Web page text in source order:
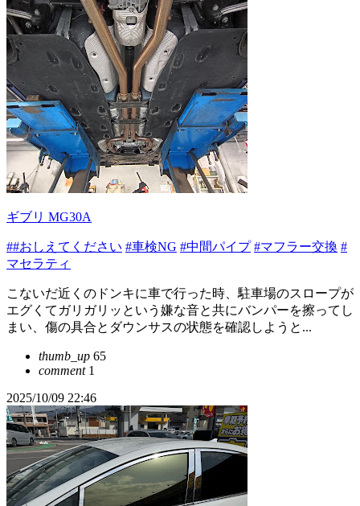
ギブリ MG30A
##おしえてください #車検NG #中間パイプ #マフラー交換 #
マセラティ
こないだ近くのドンキに車で行った時、駐車場のスロープが
エグくてガリガリッという嫌な音と共にバンパーを擦ってし
まい、傷の具合とダウンサスの状態を確認しようと...
thumb_up 65
comment1
2025/10/09 22:46